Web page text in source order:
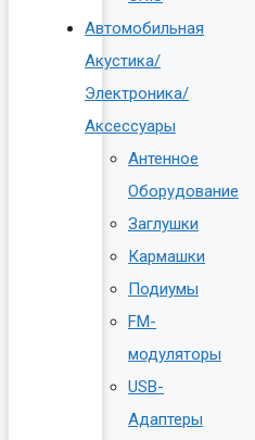
Автомобильная
Акустика/
Электроника/
Аксессуары
Антенное
Оборудование
Заглушки
Кармашки
Подиумы
FM-
модуляторы
USB-
Адаптеры